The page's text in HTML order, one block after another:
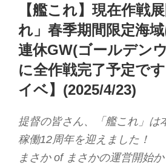
【艦これ】現在作戦
れ」春季期間限定海
連休GW(ゴールデン
に全作戦完了予定で
イベ】(2025/4/23)
提督の皆さん、「艦これ」は
稼働12周年を迎えました！
まさか of まさかの運営開始